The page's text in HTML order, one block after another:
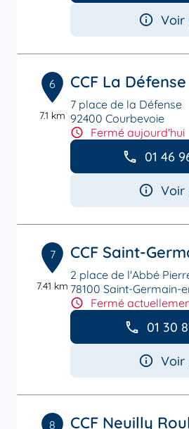
Voir
6
7.1 km
CCF La Défense
7 place de la Défense
92400 Courbevoie
Fermé aujourd'hui
01 46
Voir
7
7.41 km
CCF Saint-
2 place de l'Abbé
78100 Saint-Germain-
Fermé
01 30
Voir
8 CCF Neuilly